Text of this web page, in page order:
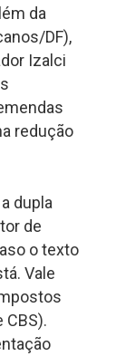
da
DF),
Izalci
redução
dupla
de
o texto
Vale
CBS).